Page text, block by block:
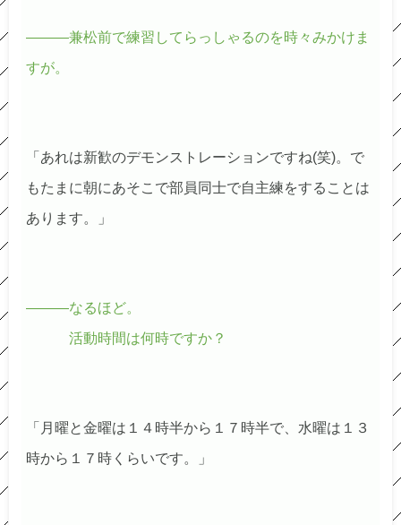
―――兼松前で練習してらっしゃるのを時々みかけま
すが。
「あれは新歓のデモンストレーションですね(笑)。で
もたまに朝にあそこで部員同士で自主練をすることは
あります。」
―――なるほど。
活動時間は何時ですか？
「月曜と金曜は１４時半から１７時半で、水曜は１３
時から１７時くらいです。」